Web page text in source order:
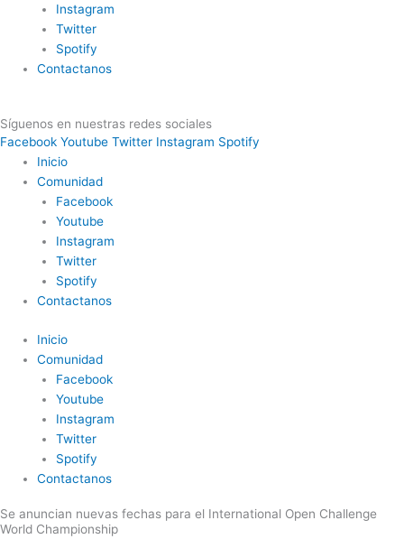
Instagram
Twitter
Spotify
Contactanos
Síguenos en nuestras redes sociales
Facebook Youtube Twitter Instagram Spotify
Inicio
Comunidad
Facebook
Youtube
Instagram
Twitter
Spotify
Contactanos
Inicio
Comunidad
Facebook
Youtube
Instagram
Twitter
Spotify
Contactanos
Se anuncian nuevas fechas para el International Open Challenge
World Championship